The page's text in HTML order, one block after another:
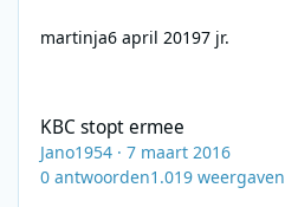
martinja6 april 20197 jr.
KBC stopt ermee
Jano1954 ·7 maart 2016
0 antwoorden1.019 weergaven